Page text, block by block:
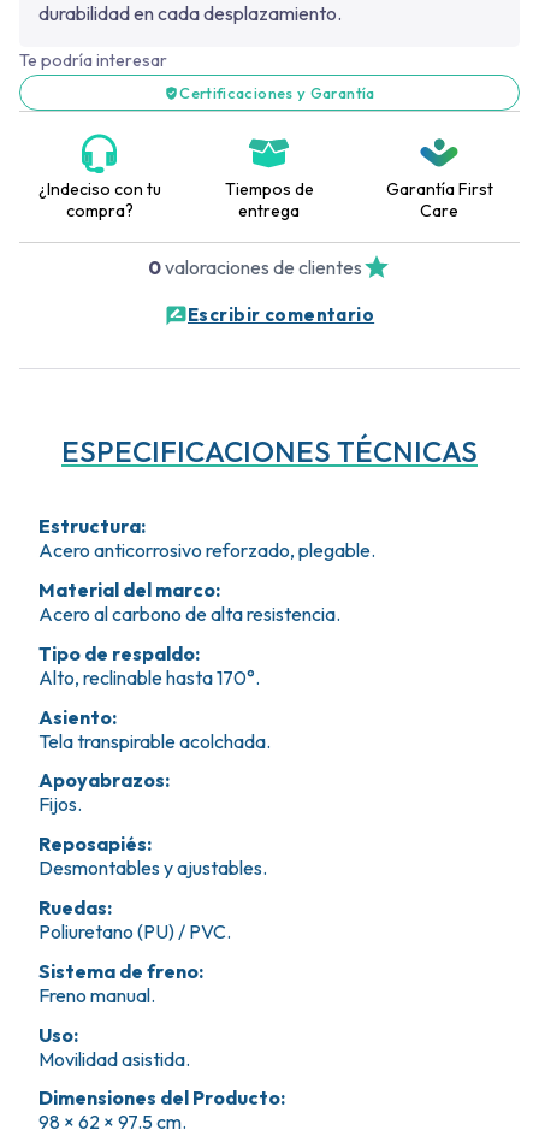
durabilidad en cada desplazamiento.
Te podría interesar
Certificaciones y Garantía
¿Indeciso con tu
compra?
Tiempos de
entrega
Garantía First
Care
0valoraciones de clientes
Escribir comentario
ESPECIFICACIONES TÉCNICAS
Estructura:
Acero anticorrosivo reforzado, plegable.
Material del marco:
Acero al carbono de alta resistencia.
Tipo de respaldo:
Alto, reclinable hasta 170°.
Asiento:
Tela transpirable acolchada.
Apoyabrazos:
Fijos.
Reposapiés:
Desmontables y ajustables.
Ruedas:
Poliuretano (PU) / PVC.
Sistema de freno:
Freno manual.
Uso:
Movilidad asistida.
Dimensiones del Producto:
98 × 62 × 97.5 cm.